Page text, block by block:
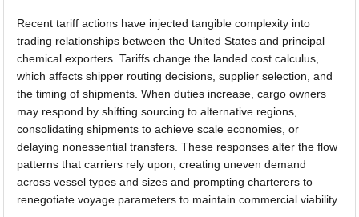
Recent tariff actions have injected tangible complexity into
trading relationships between the United States and principal
chemical exporters. Tariffs change the landed cost calculus,
which affects shipper routing decisions, supplier selection, and
the timing of shipments. When duties increase, cargo owners
may respond by shifting sourcing to alternative regions,
consolidating shipments to achieve scale economies, or
delaying nonessential transfers. These responses alter the flow
patterns that carriers rely upon, creating uneven demand
across vessel types and sizes and prompting charterers to
renegotiate voyage parameters to maintain commercial viability.